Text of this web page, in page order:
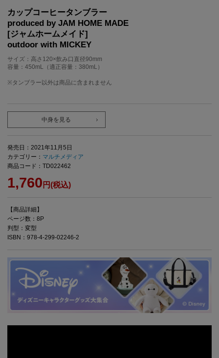
カップコーヒータンブラー
produced by JAM HOME MADE
[ジャムホームメイド]
outdoor with MICKEY
サイズ：高さ120×飲み口直径90mm
容量：450mL（適正容量：380mL）
※タンブラー以外は商品に含まれません
中身を見る
発売日：2021年11月5日
カテゴリー： マルチメディア
商品コード：TD022462
1,760 円(税込)
【商品詳細】
ページ数：8P
判型：変型
ISBN：978-4-299-02246-2